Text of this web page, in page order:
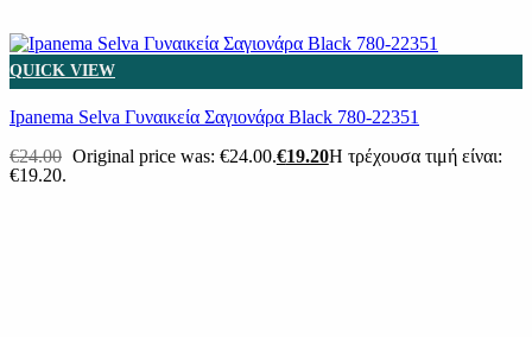
QUICK VIEW
Ipanema Selva Γυναικεία Σαγιονάρα Black 780-22351
€24.00 Original price was: €24.00.€19.20Η τρέχουσα τιμή είναι:
€19.20.